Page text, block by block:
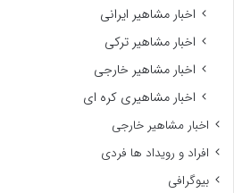
اخبار مشاهیر ایرانی
اخبار مشاهیر ترکی
اخبار مشاهیر خارجی
اخبار مشاهیری کره ای
اخبار مشاهیر خارجی
افراد و رویداد ها فردی
بیوگرافی